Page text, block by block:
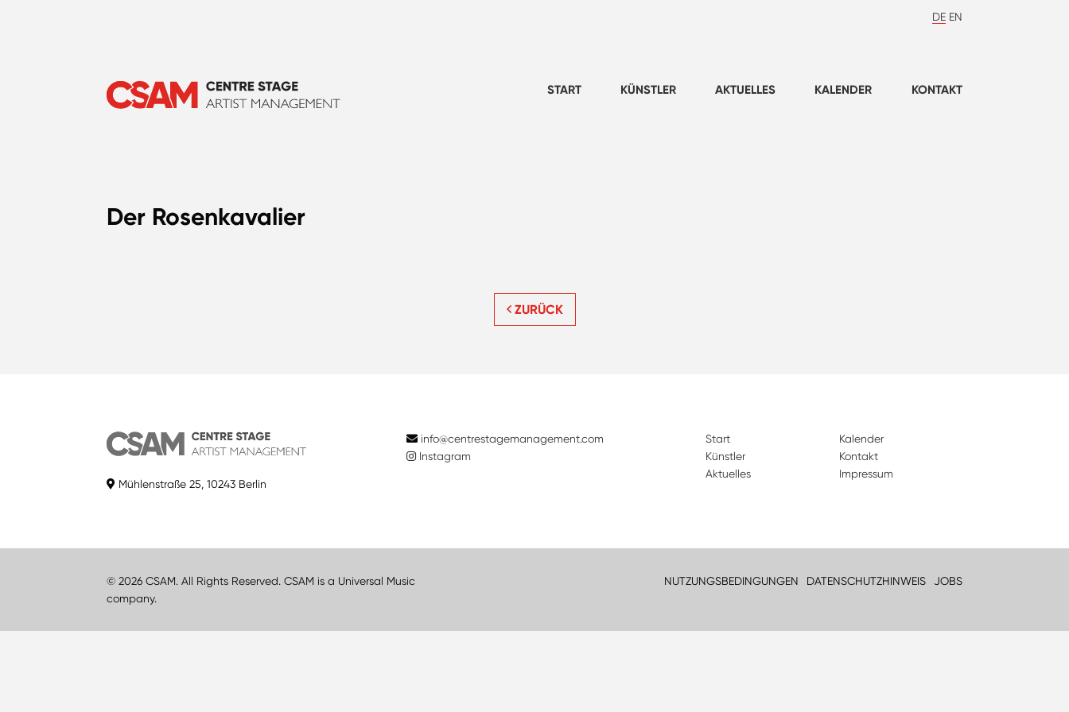
DE EN
START KÜNSTLER AKTUELLES KALENDER KONTAKT
Der Rosenkavalier
ZURÜCK
Mühlenstraße 25, 10243 Berlin
info@centrestagemanagement.com
Instagram
Start
Künstler
Aktuelles
Kalender
Kontakt
Impressum
© 2026 CSAM. All Rights Reserved. CSAM is a Universal Music
company.
NUTZUNGSBEDINGUNGEN DATENSCHUTZHINWEIS JOBS